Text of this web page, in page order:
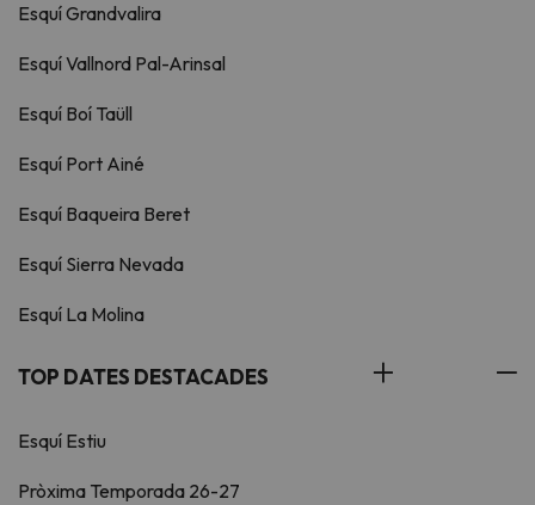
Esquí Grandvalira
Esquí Vallnord Pal-Arinsal
Esquí Boí Taüll
Esquí Port Ainé
Esquí Baqueira Beret
Esquí Sierra Nevada
Esquí La Molina
TOP DATES DESTACADES
Esquí Estiu
Pròxima Temporada 26-27